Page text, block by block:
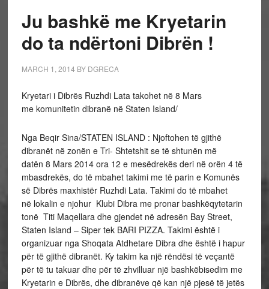
Ju bashkë me Kryetarin
do ta ndërtoni Dibrën !
MARCH 1, 2014 BY DGRECA
Kryetari i Dibrës Ruzhdi Lata takohet në 8 Mars
me komunitetin dibranë në Staten Island/
Nga Beqir Sina/STATEN ISLAND : Njoftohen të gjithë
dibranët në zonën e Tri- Shtetshit se të shtunën më
datën 8 Mars 2014 ora 12 e mesëdrekës deri në orën 4 të
mbasdrekës, do të mbahet takimi me të parin e Komunës
së Dibrës maxhistër Ruzhdi Lata. Takimi do të mbahet
në lokalin e njohur Klubi Dibra me pronar bashkëqytetarin
tonë Titi Maqellara dhe gjendet në adresën Bay Street,
Staten Island – Siper tek BARI PIZZA. Takimi është i
organizuar nga Shoqata Atdhetare Dibra dhe është i hapur
për të gjithë dibranët. Ky takim ka një rëndësi të veçantë
për të tu takuar dhe për të zhvilluar një bashkëbisedim me
Kryetarin e Dibrës, dhe dibranëve që kan një pjesë të jetës